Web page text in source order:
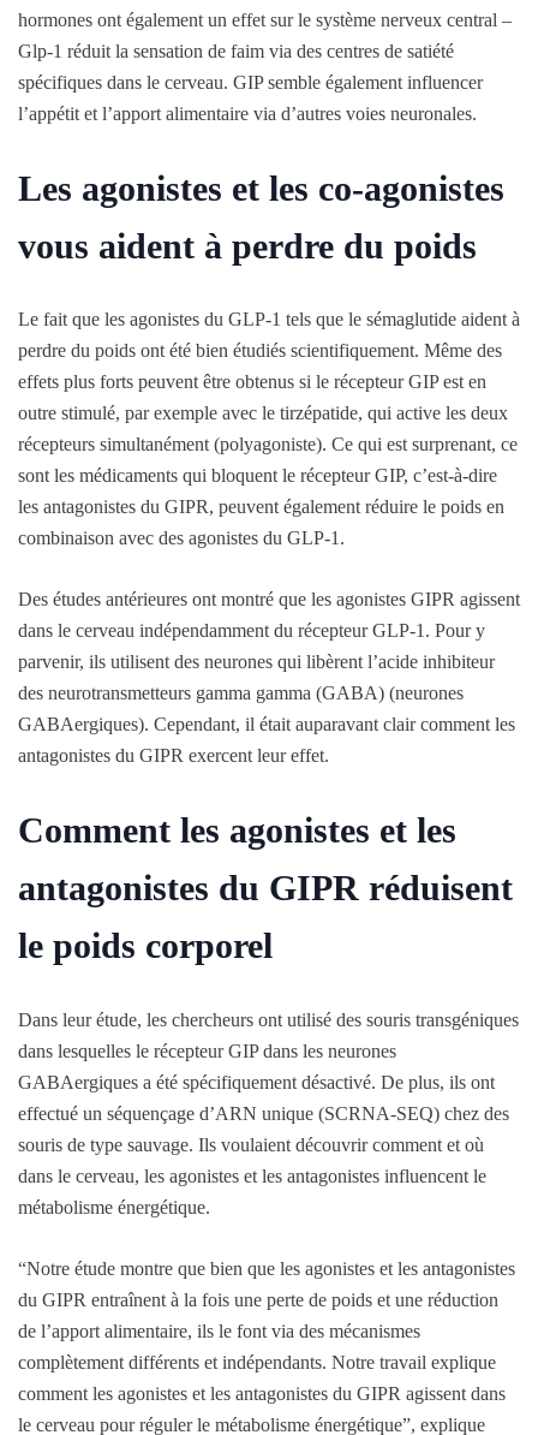
hormones ont également un effet sur le système nerveux central –
Glp-1 réduit la sensation de faim via des centres de satiété
spécifiques dans le cerveau. GIP semble également influencer
l’appétit et l’apport alimentaire via d’autres voies neuronales.
Les agonistes et les co-agonistes
vous aident à perdre du poids
Le fait que les agonistes du GLP-1 tels que le sémaglutide aident à
perdre du poids ont été bien étudiés scientifiquement. Même des
effets plus forts peuvent être obtenus si le récepteur GIP est en
outre stimulé, par exemple avec le tirzépatide, qui active les deux
récepteurs simultanément (polyagoniste). Ce qui est surprenant, ce
sont les médicaments qui bloquent le récepteur GIP, c’est-à-dire
les antagonistes du GIPR, peuvent également réduire le poids en
combinaison avec des agonistes du GLP-1.
Des études antérieures ont montré que les agonistes GIPR agissent
dans le cerveau indépendamment du récepteur GLP-1. Pour y
parvenir, ils utilisent des neurones qui libèrent l’acide inhibiteur
des neurotransmetteurs gamma gamma (GABA) (neurones
GABAergiques). Cependant, il était auparavant clair comment les
antagonistes du GIPR exercent leur effet.
Comment les agonistes et les
antagonistes du GIPR réduisent
le poids corporel
Dans leur étude, les chercheurs ont utilisé des souris transgéniques
dans lesquelles le récepteur GIP dans les neurones
GABAergiques a été spécifiquement désactivé. De plus, ils ont
effectué un séquençage d’ARN unique (SCRNA-SEQ) chez des
souris de type sauvage. Ils voulaient découvrir comment et où
dans le cerveau, les agonistes et les antagonistes influencent le
métabolisme énergétique.
“Notre étude montre que bien que les agonistes et les antagonistes
du GIPR entraînent à la fois une perte de poids et une réduction
de l’apport alimentaire, ils le font via des mécanismes
complètement différents et indépendants. Notre travail explique
comment les agonistes et les antagonistes du GIPR agissent dans
le cerveau pour réguler le métabolisme énergétique”, explique